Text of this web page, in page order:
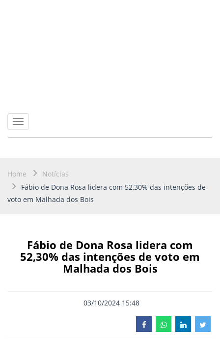
Toggle
navigation
Home
Notícias
Fábio de Dona Rosa lidera com 52,30% das intenções de
voto em Malhada dos Bois
Fábio de Dona Rosa lidera com
52,30% das intenções de voto em
Malhada dos Bois
03/10/2024 15:48